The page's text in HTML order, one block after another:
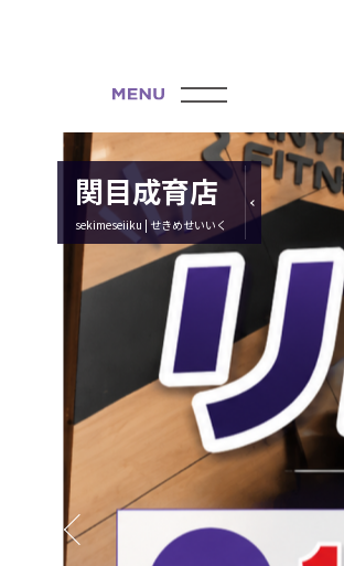
関目成育店
sekimeseiiku | せきめせいいく